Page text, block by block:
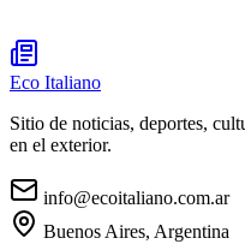
Eco Italiano
Sitio de noticias, deportes,
en el exterior.
info@ecoitaliano.com.ar
Buenos Aires, Argentina